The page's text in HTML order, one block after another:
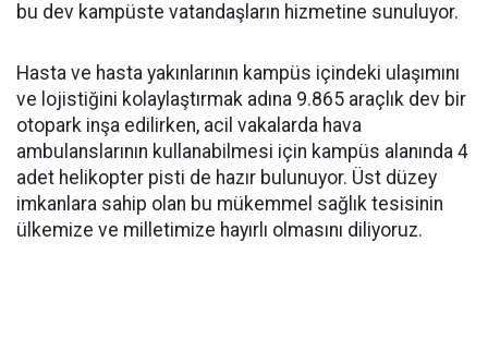
bu dev kampüste vatandaşların hizmetine sunuluyor.
Hasta ve hasta yakınlarının kampüs içindeki ulaşımını
ve lojistiğini kolaylaştırmak adına 9.865 araçlık dev bir
otopark inşa edilirken, acil vakalarda hava
ambulanslarının kullanabilmesi için kampüs alanında 4
adet helikopter pisti de hazır bulunuyor. Üst düzey
imkanlara sahip olan bu mükemmel sağlık tesisinin
ülkemize ve milletimize hayırlı olmasını diliyoruz.